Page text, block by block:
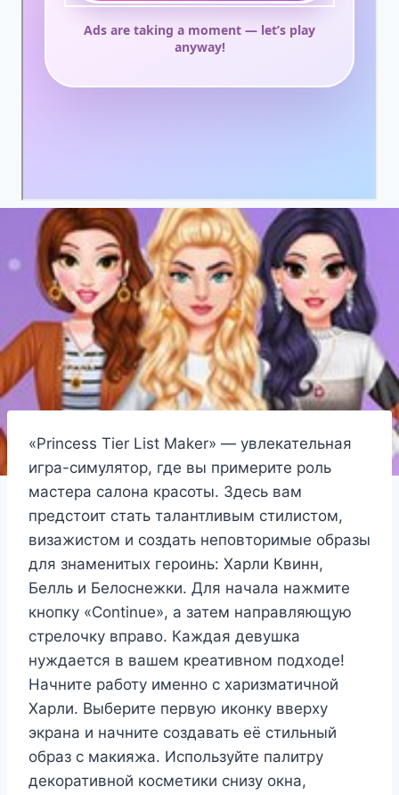
«Princess Tier List Maker» — увлекательная
игра-симулятор, где вы примерите роль
мастера салона красоты. Здесь вам
предстоит стать талантливым стилистом,
визажистом и создать неповторимые образы
для знаменитых героинь: Харли Квинн,
Белль и Белоснежки. Для начала нажмите
кнопку «Continue», а затем направляющую
стрелочку вправо. Каждая девушка
нуждается в вашем креативном подходе!
Начните работу именно с харизматичной
Харли. Выберите первую иконку вверху
экрана и начните создавать её стильный
образ с макияжа. Используйте палитру
декоративной косметики снизу окна,